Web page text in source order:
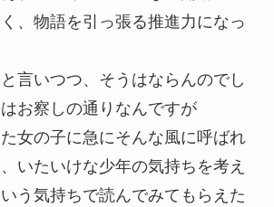
、物語を引っ張る推進力になっ
言いつつ、そうはならんのでし
お察しの通りなんですが
女の子に急にそんな風に呼ばれ
いたいけな少年の気持ちを考え
う気持ちで読んでみてもらえた